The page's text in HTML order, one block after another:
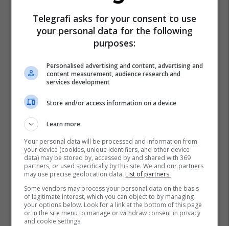
Telegrafi asks for your consent to use
your personal data for the following
purposes:
Personalised advertising and content, advertising and
content measurement, audience research and
services development
Store and/or access information on a device
Learn more
Your personal data will be processed and information from
your device (cookies, unique identifiers, and other device
data) may be stored by, accessed by and shared with 369
partners, or used specifically by this site. We and our partners
may use precise geolocation data. List of partners.
Some vendors may process your personal data on the basis
of legitimate interest, which you can object to by managing
your options below. Look for a link at the bottom of this page
or in the site menu to manage or withdraw consent in privacy
and cookie settings.